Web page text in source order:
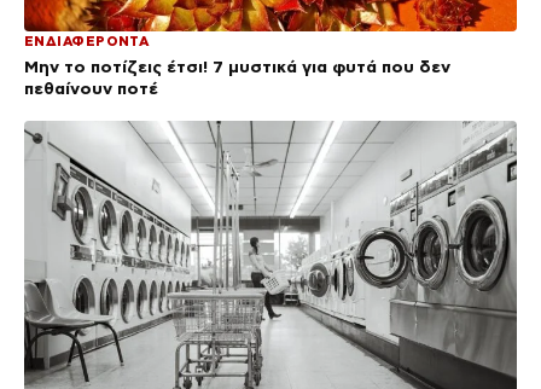
ΕΝΔΙΑΦΕΡΟΝΤΑ
Μην το ποτίζεις έτσι! 7 μυστικά για φυτά που δεν
πεθαίνουν ποτέ